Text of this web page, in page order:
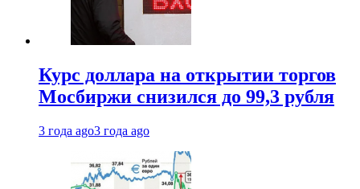
Курс доллара на открытии торгов
Мосбиржи снизился до 99,3 рубля
3 года ago3 года ago